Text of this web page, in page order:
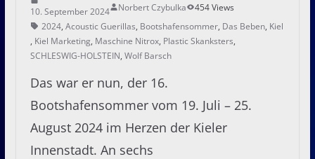
10. September 2024 Norbert Czybulka
454 Views
2024, Acoustic Guerillas, Bootshafensommer, Das Beben, Kiel
, Kiel Marketing, Maschine Nitrox, Plastic Skanksters,
SCHLESWIG-HOLSTEIN, Wolf Barsch
Das war er nun, der 16.
Bootshafensommer vom 19. Juli – 25.
August 2024 im Herzen der Kieler
Innenstadt. An sechs